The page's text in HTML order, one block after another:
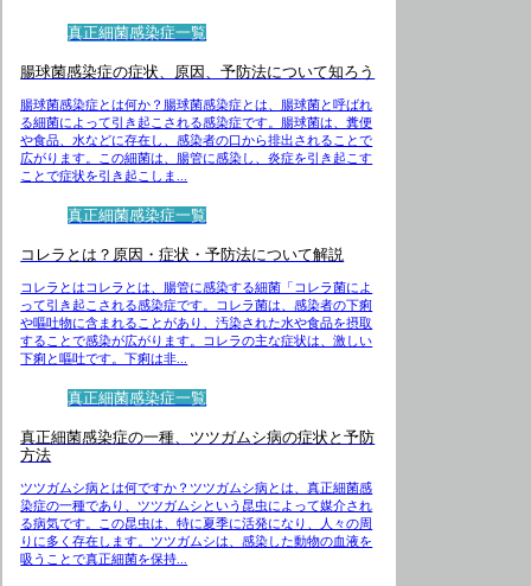
真正細菌感染症一覧
腸球菌感染症の症状、原因、予防法について知ろう
腸球菌感染症とは何か？腸球菌感染症とは、腸球菌と呼ばれ
る細菌によって引き起こされる感染症です。腸球菌は、糞便
や食品、水などに存在し、感染者の口から排出されることで
広がります。この細菌は、腸管に感染し、炎症を引き起こす
ことで症状を引き起こしま...
真正細菌感染症一覧
コレラとは？原因・症状・予防法について解説
コレラとはコレラとは、腸管に感染する細菌「コレラ菌によ
って引き起こされる感染症です。コレラ菌は、感染者の下痢
や嘔吐物に含まれることがあり、汚染された水や食品を摂取
することで感染が広がります。コレラの主な症状は、激しい
下痢と嘔吐です。下痢は非...
真正細菌感染症一覧
真正細菌感染症の一種、ツツガムシ病の症状と予防
方法
ツツガムシ病とは何ですか？ツツガムシ病とは、真正細菌感
染症の一種であり、ツツガムシという昆虫によって媒介され
る病気です。この昆虫は、特に夏季に活発になり、人々の周
りに多く存在します。ツツガムシは、感染した動物の血液を
吸うことで真正細菌を保持...